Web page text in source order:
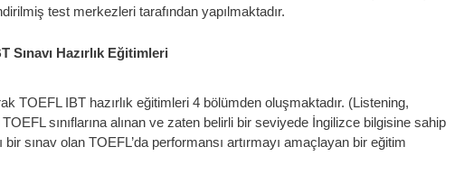
test merkezleri tarafından yapılmaktadır.
Sınavı Hazırlık Eğitimleri
TOEFL IBT hazırlık eğitimleri 4 bölümden oluşmaktadır. (Listening,
sınıflarına alınan ve zaten belirli bir seviyede İngilizce bilgisine sahip
bir sınav olan TOEFL’da performansı artırmayı amaçlayan bir eğitim